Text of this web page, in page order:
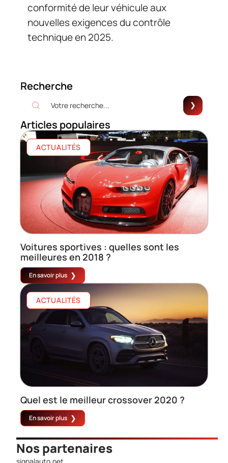
conformité de leur véhicule aux
nouvelles exigences du contrôle
technique en 2025.
Recherche
Articles populaires
ACTUALITÉS
Voitures sportives : quelles sont les
meilleures en 2018 ?
En savoir plus
ACTUALITÉS
Quel est le meilleur crossover 2020 ?
En savoir plus
Nos partenaires